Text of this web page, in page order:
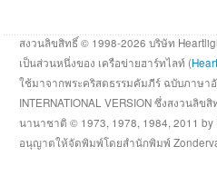
สงวนลิขสิทธิ์ © 1998-2026 บริษัท
เป็นส่วนหนึ่งของ เครือข่ายฮาร์ทไลท์ (
ใช้มาจากพระคริสตธรรมคัมภีร์ ฉบับภาษาอั
INTERNATIONAL VERSION ซึ่งสงวนลิ
นานาชาติ © 1973, 1978, 1984, 2011 by
อนุญาตให้จัดพิมพ์โดยสำนักพิมพ์